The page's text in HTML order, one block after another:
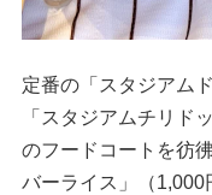
定番の「スタジアム
「スタジアムチリド
のフードコートを彷
バーライス」（1,000